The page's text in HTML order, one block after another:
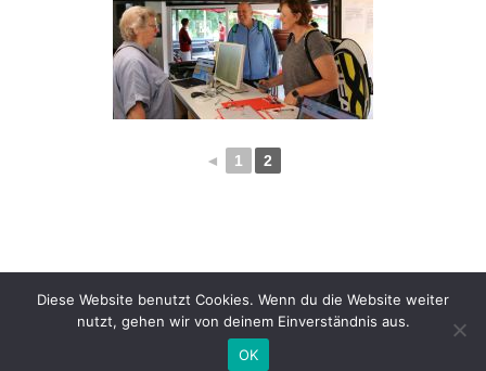
◄ 1 2
Nirvana &
Diese Website benutzt Cookies. Wenn du die Website weiter
nutzt, gehen wir von deinem Einverständnis aus.
OK